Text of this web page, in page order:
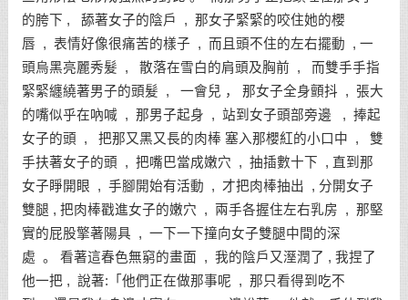
的胯下 , 舔著女子的陰戶 , 那女子緊緊的咬住她的櫻
唇 , 表情好像很痛苦的樣子 , 而且頭不住的左右擺動 , 一
頭烏黑亮麗秀髮 , 散落在雪白的肩頭及胸前 , 而雙手手指
緊緊纏繞著男子的頭髮 , 一會兒 ， 那女子全身顫抖 , 張大
的嘴似乎在吶喊 , 那男子起身 , 站到女子頭部旁邊 , 捧起
女子的頭 , 把那又黑又長的肉棒 塞入那櫻紅的小口中 , 雙
手扶著女子的頭 , 把嘴巴當成嫩穴 , 抽插數十下 , 直到那
女子睜開眼 , 手腳開始有活動 , 才把肉棒抽出 , 分開女子
雙腿 , 把肉棒戳進女子的嫩穴 , 兩手各握住左右乳房 , 那堅
實的屁股擎著陽具 , 一下一下撞向女子雙腿中間的深
處 。 看著這春色無窮的畫面 , 我的陰戶又溼潤了 , 我捏了
他一把 , 說著:「他們正在做那事呢 , 那只看得到吃不